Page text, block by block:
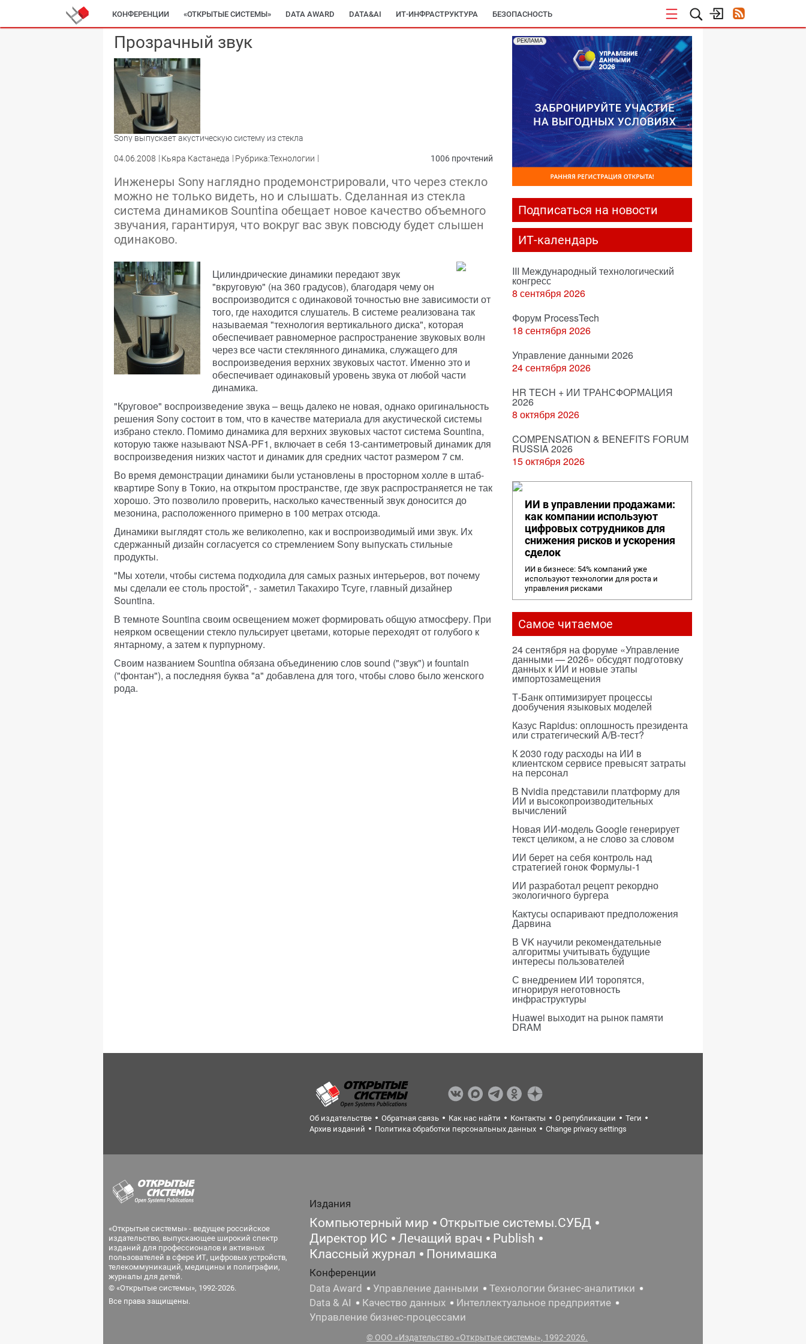
КОНФЕРЕНЦИИ «ОТКРЫТЫЕ СИСТЕМЫ» DATA AWARD DATA&AI ИТ-ИНФРАСТРУКТУРА БЕЗОПАСНОСТЬ
Прозрачный звук
Sony выпускает акустическую систему из стекла
04.06.2008 Кьяра Кастанеда Рубрика:Технологии 1006 прочтений
Инженеры Sony наглядно продемонстрировали, что через стекло
можно не только видеть, но и слышать. Сделанная из стекла
система динамиков Sountina обещает новое качество объемного
звучания, гарантируя, что вокруг вас звук повсюду будет слышен
одинаково.
Цилиндрические динамики передают звук
"вкруговую" (на 360 градусов), благодаря чему он
воспроизводится с одинаковой точностью вне зависимости от
того, где находится слушатель. В системе реализована так
называемая "технология вертикального диска", которая
обеспечивает равномерное распространение звуковых волн
через все части стеклянного динамика, служащего для
воспроизведения верхних звуковых частот. Именно это и
обеспечивает одинаковый уровень звука от любой части
динамика.
"Круговое" воспроизведение звука – вещь далеко не новая, однако оригинальность
решения Sony состоит в том, что в качестве материала для акустической системы
избрано стекло. Помимо динамика для верхних звуковых частот система Sountina,
которую также называют NSA-PF1, включает в себя 13-сантиметровый динамик для
воспроизведения низких частот и динамик для средних частот размером 7 см.
Во время демонстрации динамики были установлены в просторном холле в штаб-
квартире Sony в Токио, на открытом пространстве, где звук распространяется не так
хорошо. Это позволило проверить, насколько качественный звук доносится до
мезонина, расположенного примерно в 100 метрах отсюда.
Динамики выглядят столь же великолепно, как и воспроизводимый ими звук. Их
сдержанный дизайн согласуется со стремлением Sony выпускать стильные
продукты.
"Мы хотели, чтобы система подходила для самых разных интерьеров, вот почему
мы сделали ее столь простой", - заметил Такахиро Тсуге, главный дизайнер
Sountina.
В темноте Sountina своим освещением может формировать общую атмосферу. При
неярком освещении стекло пульсирует цветами, которые переходят от голубого к
янтарному, а затем к пурпурному.
Своим названием Sountina обязана объединению слов sound ("звук") и fountain
("фонтан"), а последняя буква "a" добавлена для того, чтобы слово было женского
рода.
РЕКЛАМА
Подписаться на новости
ИТ-календарь
III Международный технологический
конгресс
8 сентября 2026
Форум ProcessTech
18 сентября 2026
Управление данными 2026
24 сентября 2026
HR TECH + ИИ ТРАНСФОРМАЦИЯ
2026
8 октября 2026
COMPENSATION & BENEFITS FORUM
RUSSIA 2026
15 октября 2026
ИИ в управлении продажами:
как компании используют
цифровых сотрудников для
снижения рисков и ускорения
сделок
ИИ в бизнесе: 54% компаний уже
используют технологии для роста и
управления рисками
Самое читаемое
24 сентября на форуме «Управление
данными — 2026» обсудят подготовку
данных к ИИ и новые этапы
импортозамещения
Т-Банк оптимизирует процессы
дообучения языковых моделей
Казус Rapidus: оплошность президента
или стратегический A/B-тест?
К 2030 году расходы на ИИ в
клиентском сервисе превысят затраты
на персонал
В Nvidia представили платформу для
ИИ и высокопроизводительных
вычислений
Новая ИИ-модель Google генерирует
текст целиком, а не слово за словом
ИИ берет на себя контроль над
стратегией гонок Формулы-1
ИИ разработал рецепт рекордно
экологичного бургера
Кактусы оспаривают предположения
Дарвина
В VK научили рекомендательные
алгоритмы учитывать будущие
интересы пользователей
С внедрением ИИ торопятся,
игнорируя неготовность
инфраструктуры
Huawei выходит на рынок памяти
DRAM
Об издательстве Обратная связь Как нас найти Контакты О републикации
Теги
Архив изданий
Политика обработки персональных данных Change privacy settings
«Открытые системы» - ведущее российское
издательство, выпускающее широкий спектр
изданий для профессионалов и активных
пользователей в сфере ИТ, цифровых устройств,
телекоммуникаций, медицины и полиграфии,
журналы для детей.
© «Открытые системы», 1992-2026.
Все права защищены.
Издания
Компьютерный мир
Открытые системы.СУБД
Директор ИС
Лечащий врач
Publish
Классный журнал
Понимашка
Конференции
Data Award
Управление данными
Технологии бизнес-аналитики
Data & AI
Качество данных
Интеллектуальное предприятие
Управление бизнес-процессами
© ООО «Издательство «Открытые системы», 1992-2026.